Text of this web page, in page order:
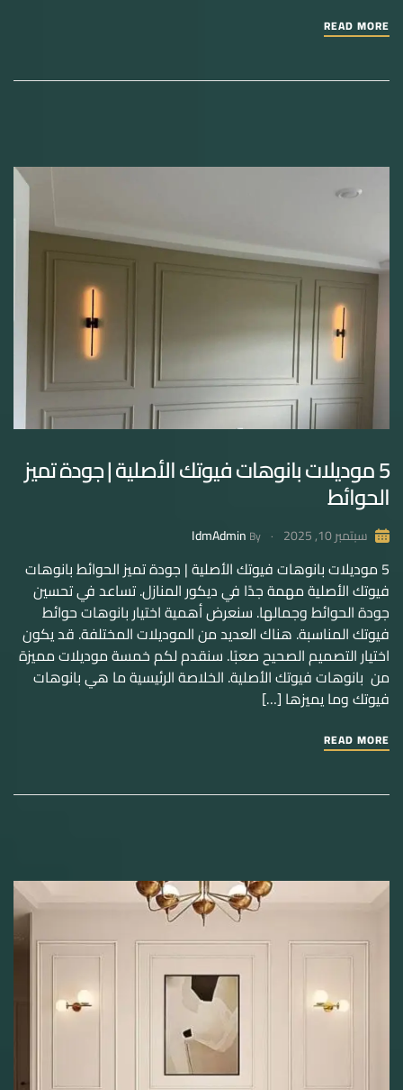
READ MORE
5 موديلات بانوهات فيوتك الأصلية | جودة تميز
الحوائط
سبتمبر 10, 2025 By
IdmAdmin
5 موديلات بانوهات فيوتك الأصلية | جودة تميز الحوائط بانوهات
فيوتك الأصلية مهمة جدًا في ديكور المنازل. تساعد في تحسين
جودة الحوائط وجمالها. سنعرض أهمية اختيار بانوهات حوائط
فيوتك المناسبة. هناك العديد من الموديلات المختلفة. قد يكون
اختيار التصميم الصحيح صعبًا. سنقدم لكم خمسة موديلات مميزة
من بانوهات فيوتك الأصلية. الخلاصة الرئيسية ما هي بانوهات
فيوتك وما يميزها […]
READ MORE